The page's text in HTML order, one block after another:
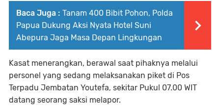
Baca Juga : Tanam 400 Bibit Pohon, Polda
Papua Dukung Aksi Nyata Hotel Suni
Abepura Jaga Masa Depan Lingkungan
Kasat menerangkan, berawal saat pihaknya melalui
personel yang sedang melaksanakan piket di Pos
Terpadu Jembatan Youtefa, sekitar Pukul 07.00 WIT
datang seorang saksi melapor.